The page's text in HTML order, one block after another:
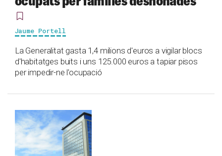
Jaume Portell
La Generalitat gasta 1,4 milions d'euros a vigilar blocs
d'habitatges buits i uns 125.000 euros a tapiar pisos
per impedir-ne l'ocupació